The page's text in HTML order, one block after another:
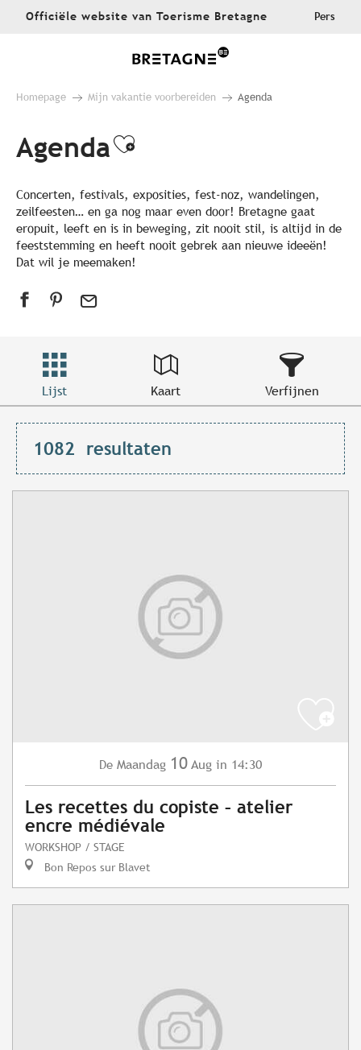
AllerOfficiële website van Toerisme Bretagne Pers
Homepage Mijn vakantie voorbereiden Agenda
AgendaAjouter aux favoris
Concerten, festivals, exposities, fest-noz, wandelingen,
zeilfeesten… en ga nog maar even door! Bretagne gaat
eropuit, leeft en is in beweging, zit nooit stil, is altijd in de
feeststemming en heeft nooit gebrek aan nieuwe ideeën!
Dat wil je meemaken!
Lijst Kaart Verfijnen
1082 resultaten
De Maandag 10 Aug in 14:30
Les recettes du copiste – atelier
encre médiévale
WORKSHOP / STAGE
Bon Repos sur Blavet